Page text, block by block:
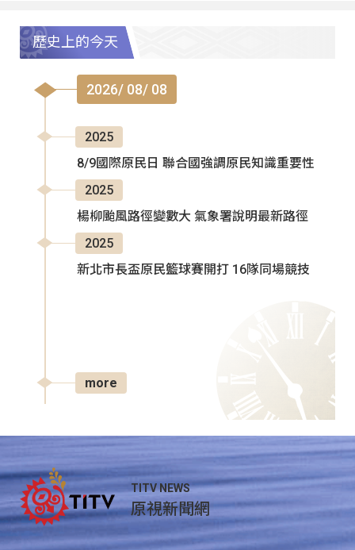
歷史上的今天
2026/ 08/ 08
2025
8/9國際原民日 聯合國強調原民知識重要性
2025
楊柳颱風路徑變數大 氣象署說明最新路徑
2025
新北市長盃原民籃球賽開打 16隊同場競技
more
TITV NEWS
原視新聞網